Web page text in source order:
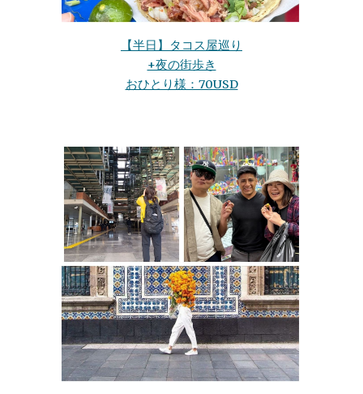
【半日】タコス屋巡り
+夜の街歩き
おひとり様：70USD